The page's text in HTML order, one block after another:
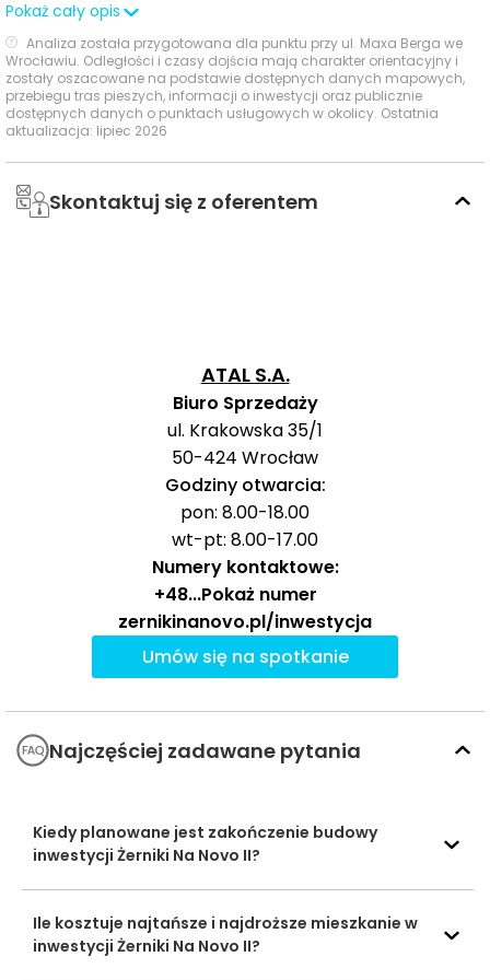
codzienną wygodę korzystania z transportu
publicznego.
Ważne miejsca w okolicy: edukacja, sport,
zakupy i rozrywka
W najbliższym otoczeniu inwestycji dostępne są
wybrane punkty edukacyjne, handlowe i rekreacyjne,
Przedszkole
Galileo
406 m
Niepubliczny
Punkt
Przedszkolny
Kolorolandia
666 m
Liceum
Ogólnokształcące
Specjalne nr XXXII
dla Uczniów
Niewidomych i
Słabowidzących
2764 m
Ogólnokształcące
4222 m
Baseny i
Obiekty
sportowe
Ośrodek
Wspinaczkowy
1781 m 23 min
Mans
2509 m 33 min
Pokaż cały opis
Analiza została przygotowana dla punktu przy ul. Maxa Berga we
Wrocławiu. Odległości i czasy dojścia mają charakter orientacyjny i
zostały oszacowane na podstawie dostępnych danych mapowych,
przebiegu tras pieszych, informacji o inwestycji oraz publicznie
dostępnych danych o punktach usługowych w okolicy. Ostatnia
aktualizacja: lipiec 2026
Skontaktuj się z oferentem
ATAL S.A.
Biuro Sprzedaży
ul. Krakowska 35/1
50-424 Wrocław
Godziny otwarcia:
pon: 8.00-18.00
wt-pt: 8.00-17.00
Numery kontaktowe:
+48...Pokaż numer
zernikinanovo.pl/inwestycja
Umów się na spotkanie
Najczęściej zadawane pytania
Kiedy planowane jest zakończenie budowy
inwestycji Żerniki Na Novo II?
Ile kosztuje najtańsze i najdroższe mieszkanie w
inwestycji Żerniki Na Novo II?